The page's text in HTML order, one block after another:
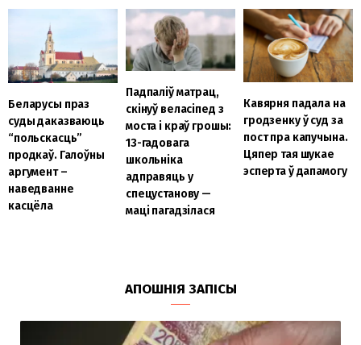
Беларусы праз
суды даказваюць
“польскасць”
продкаў. Галоўны
аргумент –
наведванне
касцёла
Падпаліў матрац,
скінуў веласіпед з
моста і краў грошы:
13-гадовага
школьніка
адправяць у
спецустанову —
маці пагадзілася
Кавярня падала на
гродзенку ў суд за
пост пра капучына.
Цяпер тая шукае
эсперта ў дапамогу
АПОШНІЯ ЗАПІСЫ